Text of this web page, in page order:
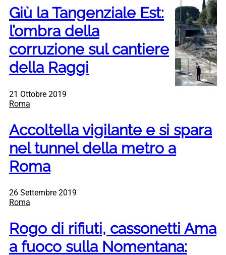
Giù la Tangenziale Est:
l’ombra della
corruzione sul cantiere
della Raggi
21 Ottobre 2019
Roma
Accoltella vigilante e si spara
nel tunnel della metro a
Roma
26 Settembre 2019
Roma
Rogo di rifiuti, cassonetti Ama
a fuoco sulla Nomentana: